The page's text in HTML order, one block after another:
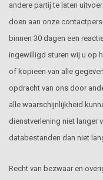
andere partij te laten
doen aan onze
binnen 30 dagen een
ingewilligd sturen wij u op
of kopieën van alle
opdracht van ons door
alle waarschijnlijkheid
dienstverlening niet langer
databestanden dan niet
Recht van bezwaar en